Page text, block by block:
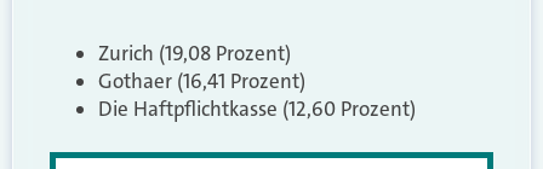
Zurich (19,08 Prozent)
Gothaer (16,41 Prozent)
Die Haftpflichtkasse (12,60 Prozent)